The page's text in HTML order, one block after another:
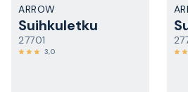
ARROW
Suihkuletku
27701
3,0